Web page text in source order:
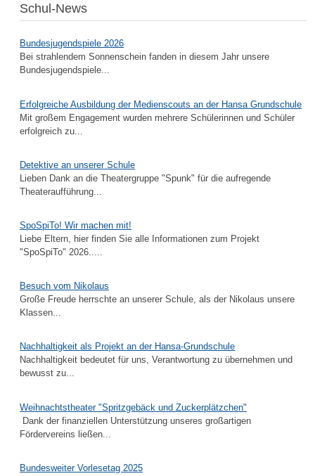
Schul-News
Bundesjugendspiele 2026
Bei strahlendem Sonnenschein fanden in diesem Jahr unsere
Bundesjugendspiele...
Erfolgreiche Ausbildung der Medienscouts an der Hansa Grundschule
Mit großem Engagement wurden mehrere Schülerinnen und Schüler
erfolgreich zu...
Detektive an unserer Schule
Lieben Dank an die Theatergruppe "Spunk" für die aufregende
Theateraufführung...
SpoSpiTo! Wir machen mit!
Liebe Eltern, hier finden Sie alle Informationen zum Projekt
"SpoSpiTo" 2026.....
Besuch vom Nikolaus
Große Freude herrschte an unserer Schule, als der Nikolaus unsere
Klassen...
Nachhaltigkeit als Projekt an der Hansa-Grundschule
Nachhaltigkeit bedeutet für uns, Verantwortung zu übernehmen und
bewusst zu...
Weihnachtstheater "Spritzgebäck und Zuckerplätzchen"
Dank der finanziellen Unterstützung unseres großartigen
Fördervereins ließen...
Bundesweiter Vorlesetag 2025